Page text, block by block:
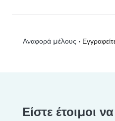
Αναφορά μέλους •
Είστε έτοιμοι